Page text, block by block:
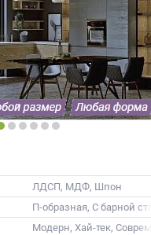
ЛДСП, МДФ, Шпон
П-образная, С барной
Модерн, Хай-тек,